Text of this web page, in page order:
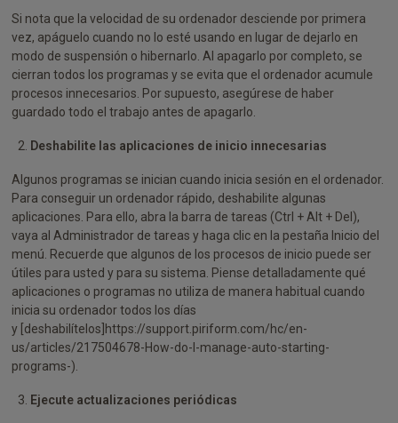
Si nota que la velocidad de su ordenador desciende por primera
vez, apáguelo cuando no lo esté usando en lugar de dejarlo en
modo de suspensión o hibernarlo. Al apagarlo por completo, se
cierran todos los programas y se evita que el ordenador acumule
procesos innecesarios. Por supuesto, asegúrese de haber
guardado todo el trabajo antes de apagarlo.
Deshabilite las aplicaciones de inicio innecesarias
Algunos programas se inician cuando inicia sesión en el ordenador.
Para conseguir un ordenador rápido, deshabilite algunas
aplicaciones. Para ello, abra la barra de tareas (Ctrl + Alt + Del),
vaya al Administrador de tareas y haga clic en la pestaña Inicio del
menú. Recuerde que algunos de los procesos de inicio puede ser
útiles para usted y para su sistema. Piense detalladamente qué
aplicaciones o programas no utiliza de manera habitual cuando
inicia su ordenador todos los días
y [deshabilítelos]https://support.piriform.com/hc/en-
us/articles/217504678-How-do-I-manage-auto-starting-
programs-).
Ejecute actualizaciones periódicas